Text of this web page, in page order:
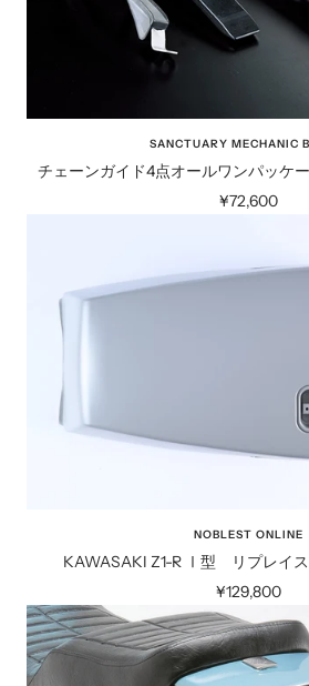
SANCTUARY MECHANIC
チェーンガイド4点オールワンパッケー
セ
価
¥72,600
NOBLEST ONLINE
KAWASAKI Z1-R Ⅰ型 リプレイス
セ
ー
ル
価
¥129,800